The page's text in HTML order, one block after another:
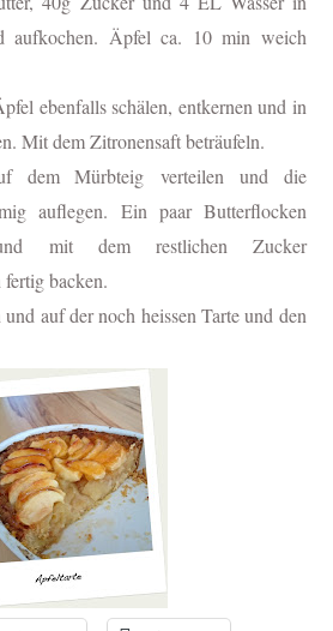
aufkochen. Äpfel ca. 10 min weich
ebenfalls schälen, entkernen und in
Mit dem Zitronensaft beträufeln.
dem Mürbteig verteilen und die
auflegen. Ein paar Butterflocken
mit dem restlichen Zucker
backen.
auf der noch heissen Tarte und den